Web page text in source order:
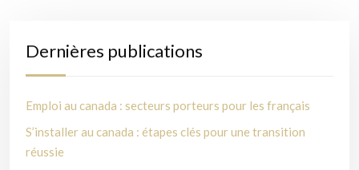
Dernières publications
Emploi au canada : secteurs porteurs pour les français
S’installer au canada : étapes clés pour une transition
réussie